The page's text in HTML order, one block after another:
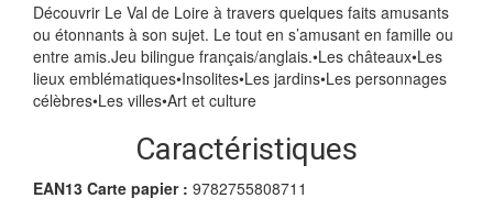
Découvrir Le Val de Loire à travers quelques faits amusants
ou étonnants à son sujet. Le tout en s’amusant en famille ou
entre amis.Jeu bilingue français/anglais.•Les châteaux•Les
lieux emblématiques•Insolites•Les jardins•Les personnages
célèbres•Les villes•Art et culture
Caractéristiques
EAN13 Carte papier : 9782755808711